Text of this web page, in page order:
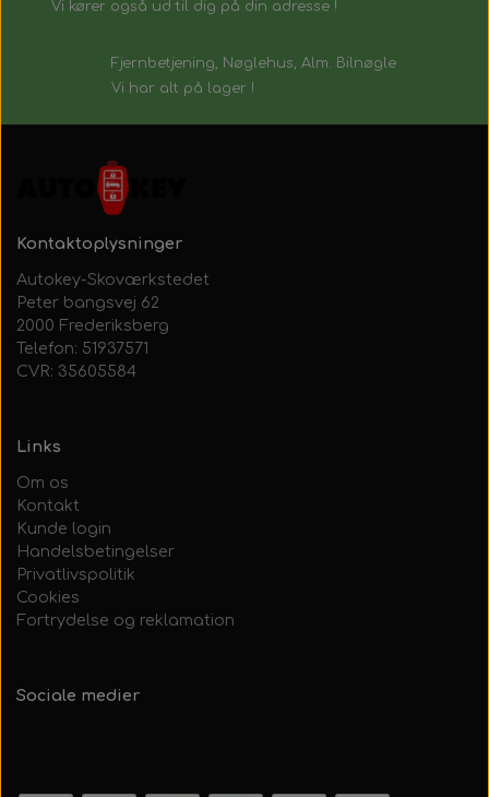
Vi kører også ud til dig på din adresse !
Fjernbetjening, Nøglehus, Alm. Bilnøgle
Vi har alt på lager !
Kontaktoplysninger
Autokey-Skoværkstedet
Peter bangsvej 62
2000 Frederiksberg
Telefon: 51937571
CVR: 35605584
Links
Om os
Kontakt
Kunde login
Handelsbetingelser
Privatlivspolitik
Cookies
Fortrydelse og reklamation
Sociale medier